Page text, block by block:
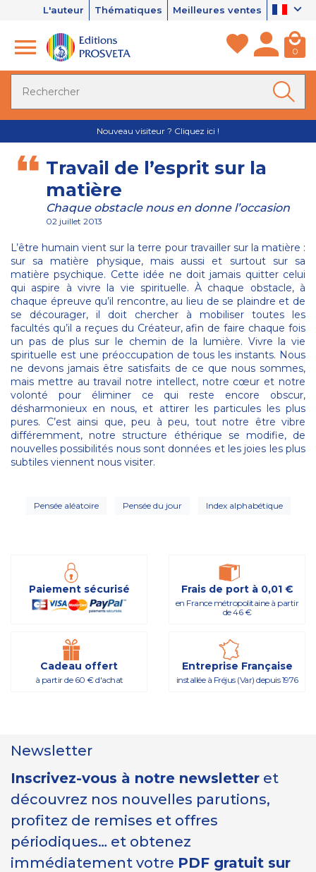
L'auteur Thématiques Meilleures ventes
0
Nouveau visiteur ? Cliquez ici !
Travail de l’esprit sur la
matière
Chaque obstacle nous en donne l’occasion
02 juillet 2013
L’être humain vient sur la terre pour travailler sur la matière :
sur sa matière physique, mais aussi et surtout sur sa
matière psychique. Cette idée ne doit jamais quitter celui
qui aspire à vivre la vie spirituelle. À chaque obstacle, à
chaque épreuve qu’il rencontre, au lieu de se plaindre et de
se décourager, il doit chercher à mobiliser toutes les
facultés qu’il a reçues du Créateur, afin de faire chaque fois
un pas de plus sur le chemin de la lumière. Vivre la vie
spirituelle est une préoccupation de tous les instants. Nous
ne devons jamais être satisfaits de ce que nous sommes,
mais mettre au travail notre intellect, notre cœur et notre
volonté pour éliminer ce qui reste encore obscur,
désharmonieux en nous, et attirer les particules les plus
pures. C’est ainsi que, peu à peu, tout notre être vibre
différemment, notre structure éthérique se modifie, de
nouvelles possibilités nous sont données et les joies les plus
subtiles viennent nous visiter.
Pensée aléatoire Pensée du jour Index alphabétique
Paiement sécurisé Frais de port à 0,01 €
en France métropolitaine à partir
de 46 €
Cadeau offert
à partir de 60 € d'achat
Entreprise Française
installée à Fréjus (Var) depuis 1976
Newsletter
Inscrivez-vous à notre newsletter et
découvrez nos nouvelles parutions,
profitez de remises et offres
périodiques… et obtenez
immédiatement votre PDF gratuit sur